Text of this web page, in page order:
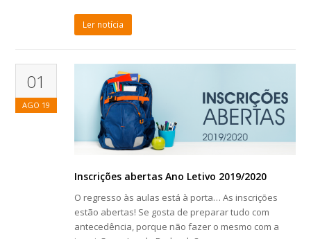
Ler notícia
01
AGO 19
Inscrições abertas Ano Letivo 2019/2020
O regresso às aulas está à porta… As inscrições
estão abertas! Se gosta de preparar tudo com
antecedência, porque não fazer o mesmo com a